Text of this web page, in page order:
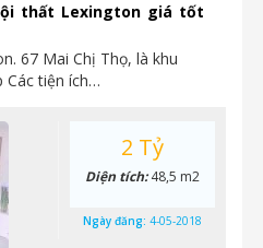
thất Lexington giá tốt
67 Mai Chị Thọ, là khu
Các tiện ích…
2 Tỷ
Diện tích:48,5 m2
Ngày đăng: 4-05-2018